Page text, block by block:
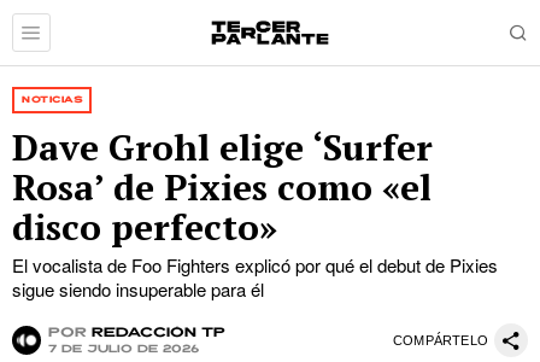
NOTICIAS
Dave Grohl elige ‘Surfer
Rosa’ de Pixies como «el
disco perfecto»
El vocalista de Foo Fighters explicó por qué el debut de Pixies
sigue siendo insuperable para él
por Redacción TP
7 de julio de 2026
COMPÁRTELO